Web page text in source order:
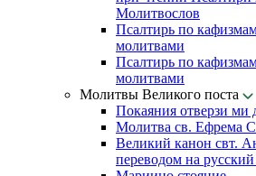
Молитвослов
Псалтирь по
молитвами
Псалтирь по
молитвами
Молитвы Великого поста
Покаяния отверзи
Молитва св. Ефрема
Великий канон свт.
переводом на